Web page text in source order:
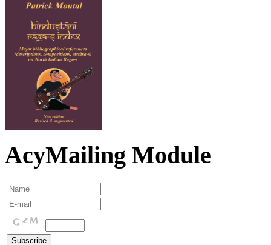
AcyMailing Module